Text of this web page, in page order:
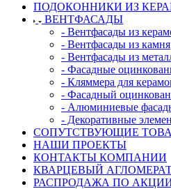
ПОДОКОННИКИ ИЗ
ВЕНТФАСАДЫ
- Вентфасады из
- Вентфасады из камня
- Вентфасады из
- Фасадные
- Кляммера для
- Фасадный
- Алюминиевые
- Декоративные
СОПУТСТВУЮЩИЕ
НАШИ ПРОЕКТЫ
КОНТАКТЫ КОМПАНИИ
КВАРЦЕВЫЙ
РАСПРОДАЖА ПО